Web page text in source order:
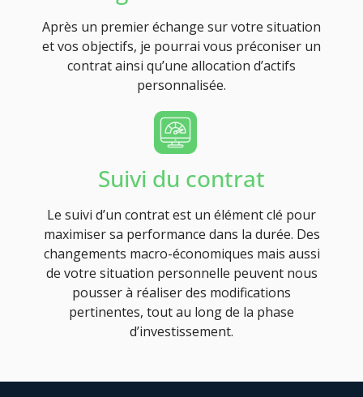
Après un premier échange sur votre situation
et vos objectifs, je pourrai vous préconiser un
contrat ainsi qu’une allocation d’actifs
personnalisée.
Suivi du contrat
Le suivi d’un contrat est un élément clé pour
maximiser sa performance dans la durée. Des
changements macro-économiques mais aussi
de votre situation personnelle peuvent nous
pousser à réaliser des modifications
pertinentes, tout au long de la phase
d’investissement.